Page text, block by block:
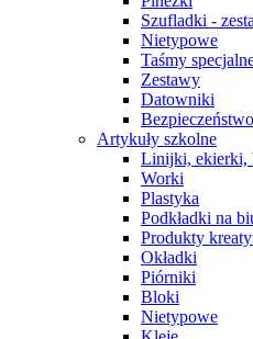
Szufladki -
Nietypowe
Taśmy
Zestawy
Datowniki
Bezpieczeństwo
Artykuły szkolne
Linijki, ekierki,
Worki
Plastyka
Podkładki na
Produkty
Okładki
Piórniki
Bloki
Nietypowe